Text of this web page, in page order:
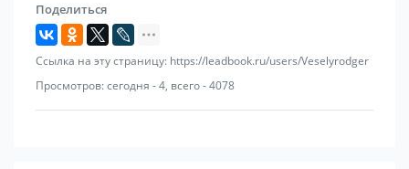
Поделиться
Ссылка на эту страницу: https://leadbook.ru/users/Veselyrodger
Просмотров: сегодня - 4, всего - 4078